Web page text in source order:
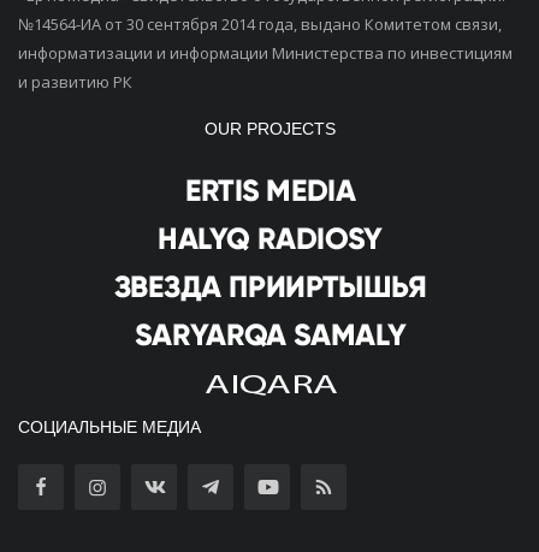
№14564-ИА от 30 сентября 2014 года, выдано Комитетом связи,
информатизации и информации Министерства по инвестициям
и развитию РК
OUR PROJECTS
СОЦИАЛЬНЫЕ МЕДИА